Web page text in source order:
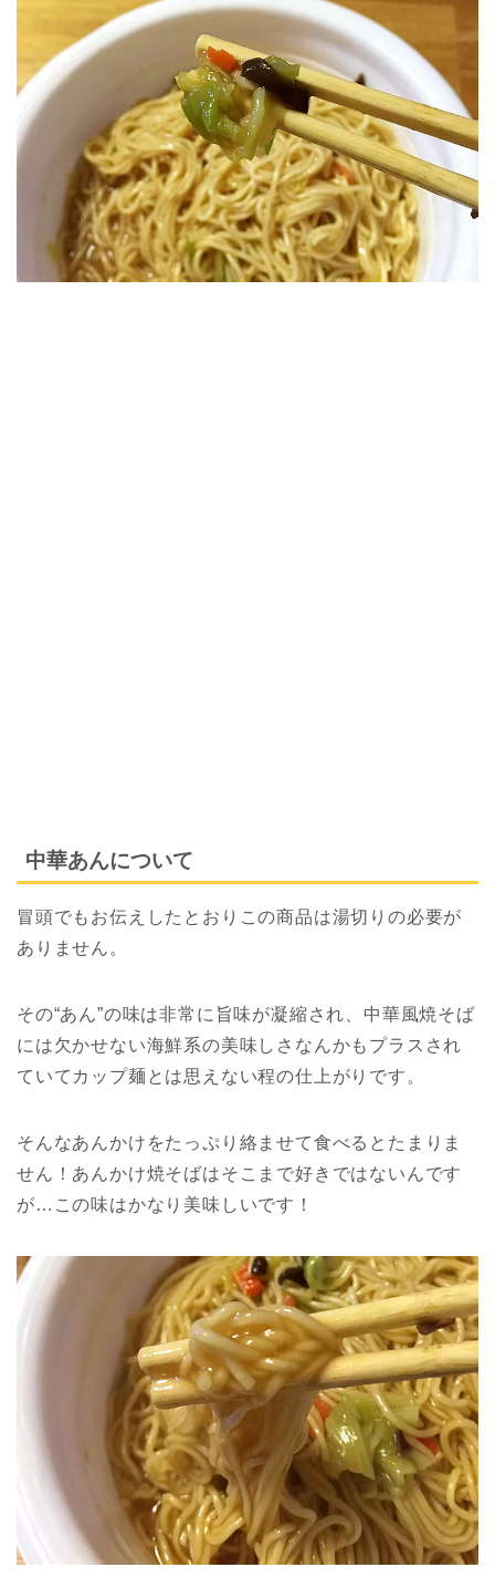
中華あんについて
冒頭でもお伝えしたとおりこの商品は湯切りの必要が
ありません。
その“あん”の味は非常に旨味が凝縮され、中華風焼そば
には欠かせない海鮮系の美味しさなんかもプラスされ
ていてカップ麺とは思えない程の仕上がりです。
そんなあんかけをたっぷり絡ませて食べるとたまりま
せん！あんかけ焼そばはそこまで好きではないんです
が…この味はかなり美味しいです！